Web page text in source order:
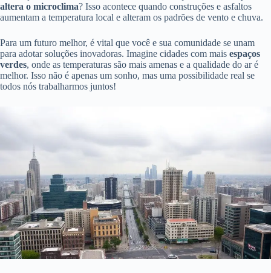
altera o microclima? Isso acontece quando construções e asfaltos
aumentam a temperatura local e alteram os padrões de vento e chuva.
Para um futuro melhor, é vital que você e sua comunidade se unam
para adotar soluções inovadoras. Imagine cidades com mais espaços
verdes, onde as temperaturas são mais amenas e a qualidade do ar é
melhor. Isso não é apenas um sonho, mas uma possibilidade real se
todos nós trabalharmos juntos!